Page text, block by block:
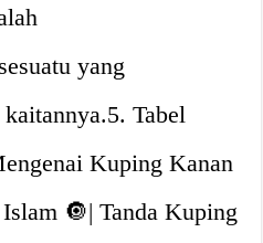
yang
Tabel
Kuping Kanan
🔘| Tanda Kuping